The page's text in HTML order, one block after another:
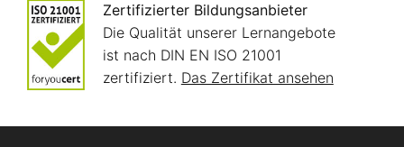
Zertifizierter Bildungsanbieter
Die Qualität unserer Lernangebote
ist nach DIN EN ISO 21001
zertifiziert. Das Zertifikat ansehen